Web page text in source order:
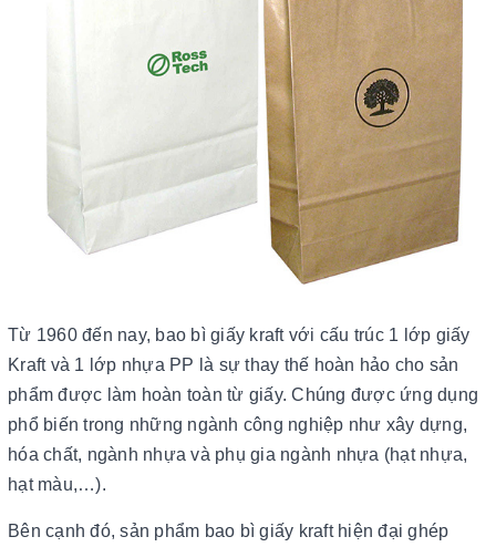
Từ 1960 đến nay, bao bì giấy kraft với cấu trúc 1 lớp giấy
Kraft và 1 lớp nhựa PP là sự thay thế hoàn hảo cho sản
phẩm được làm hoàn toàn từ giấy. Chúng được ứng dụng
phổ biến trong những ngành công nghiệp như xây dựng,
hóa chất, ngành nhựa và phụ gia ngành nhựa (hạt nhựa,
hạt màu,…).
Bên cạnh đó, sản phẩm bao bì giấy kraft hiện đại ghép